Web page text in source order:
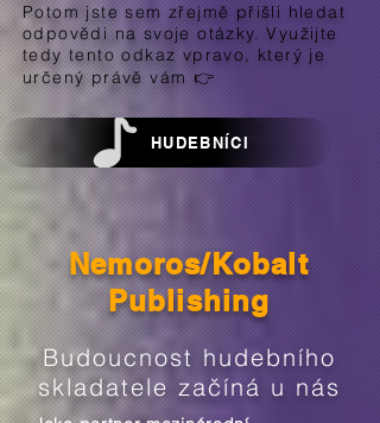
Potom jste sem zřejmě přišli hledat
odpovědi na svoje otázky. Využijte
tedy tento odkaz vpravo, který je
určený právě vám 👉
HUDEBNÍCI
Nemoros/Kobalt
Publishing
Budoucnost hudebního
skladatele začíná u nás